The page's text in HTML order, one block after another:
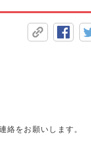
をお願いします。